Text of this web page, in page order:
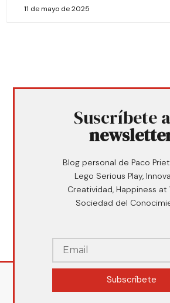
11 de mayo de 2025
Suscríbete
Blog personal de Paco
Lego Serious Play,
Creatividad, Happiness at
Sociedad del
Subscríbete